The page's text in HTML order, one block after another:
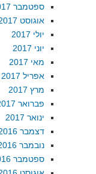
ספטמבר 2017
אוגוסט 2017
יולי 2017
יוני 2017
מאי 2017
אפריל 2017
מרץ 2017
פברואר 2017
ינואר 2017
דצמבר 2016
נובמבר 2016
ספטמבר 2016